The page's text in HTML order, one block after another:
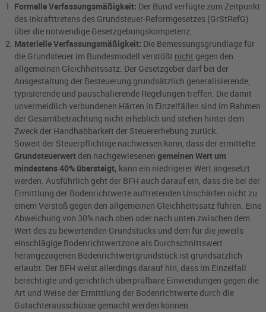
Formelle Verfassungsmäßigkeit: Der Bund verfügte zum Zeitpunkt
des Inkrafttretens des Grundsteuer-Reformgesetzes (GrStRefG)
über die notwendige Gesetzgebungskompetenz.
Materielle Verfassungsmäßigkeit: Die Bemessungsgrundlage für
die Grundsteuer im Bundesmodell verstößt nicht gegen den
allgemeinen Gleichheitssatz. Der Gesetzgeber darf bei der
Ausgestaltung der Besteuerung grundsätzlich generalisierende,
typisierende und pauschalierende Regelungen treffen. Die damit
unvermeidlich verbundenen Härten in Einzelfällen sind im Rahmen
der Gesamtbetrachtung nicht erheblich und stehen hinter dem
Zweck der Handhabbarkeit der Steuererhebung zurück.
Soweit der Steuerpflichtige nachweisen kann, dass der ermittelte
Grundsteuerwert den nachgewiesenengemeinen Wert um
mindestens 40% übersteigt, kann ein niedrigerer Wert angesetzt
werden. Ausführlich geht der BFH auch darauf ein, dass die bei der
Ermittlung der Bodenrichtwerte auftretenden Unschärfen nicht zu
einem Verstoß gegen den allgemeinen Gleichheitssatz führen. Eine
Abweichung von 30% nach oben oder nach unten zwischen dem
Wert des zu bewertenden Grundstücks und dem für die jeweils
einschlägige Bodenrichtwertzone als Durchschnittswert
herangezogenen Bodenrichtwertgrundstück ist grundsätzlich
erlaubt. Der BFH weist allerdings darauf hin, dass im Einzelfall
berechtigte und gerichtlich überprüfbare Einwendungen gegen die
Art und Weise der Ermittlung der Bodenrichtwerte durch die
Gutachterausschüsse gemacht werden können.